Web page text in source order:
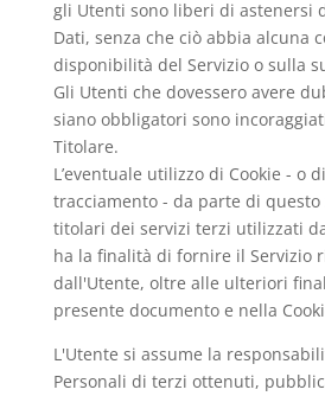
gli Utenti sono liberi di astenersi
Dati, senza che ciò abbia alcuna
disponibilità del Servizio o sulla
Gli Utenti che dovessero avere
siano obbligatori sono
Titolare.
L’eventuale utilizzo di Cookie - o
tracciamento - da parte di questo
titolari dei servizi terzi utilizzati
ha la finalità di fornire il Servizio
dall'Utente, oltre alle ulteriori
presente documento e nella
L'Utente si assume la
Personali di terzi ottenuti,